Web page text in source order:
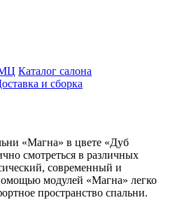
МЦ Каталог салона
«Магна» в цвете «Дуб
смотреться в различных
современный и
модулей «Магна» легко
пространство спальни.